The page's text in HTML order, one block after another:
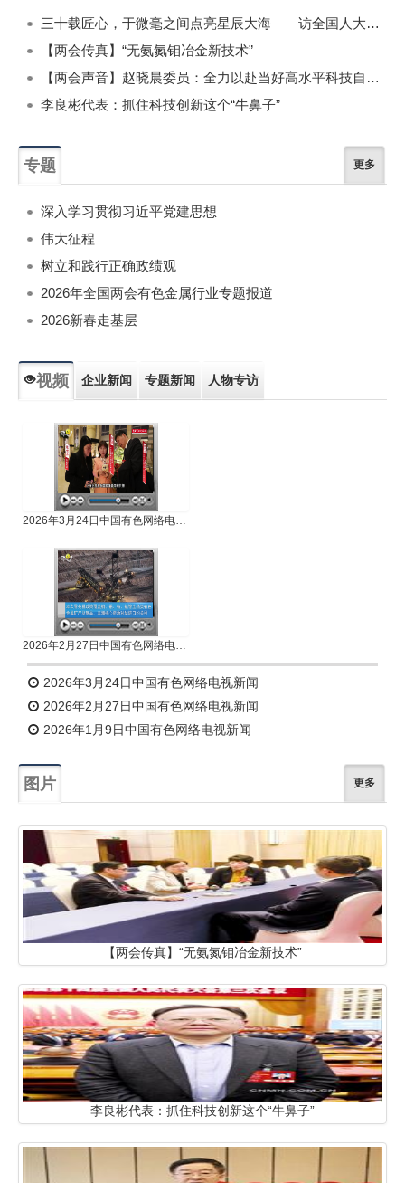
三十载匠心，于微毫之间点亮星辰大海——访全国人大代表、中铝东轻技术质量中心主任工程师谢延翠
【两会传真】“无氨氮钼冶金新技术”
【两会声音】赵晓晨委员：全力以赴当好高水平科技自立自强“排头兵”
李良彬代表：抓住科技创新这个“牛鼻子”
专题 更多
深入学习贯彻习近平党建思想
伟大征程
树立和践行正确政绩观
2026年全国两会有色金属行业专题报道
2026新春走基层
视频 企业新闻 专题新闻 人物专访
2026年3月24日中国有色网络电视新闻
2026年2月27日中国有色网络电视新闻
2026年3月24日中国有色网络电视新闻
2026年2月27日中国有色网络电视新闻
2026年1月9日中国有色网络电视新闻
图片 更多
【两会传真】“无氨氮钼冶金新技术”
李良彬代表：抓住科技创新这个“牛鼻子”